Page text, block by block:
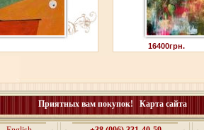
16400грн.
Приятных вам покупок! Карта сайта